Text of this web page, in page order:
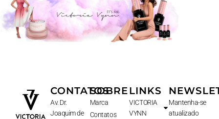
CONTATOS
Av. Dr.
Joaquim de
SOBRE
Marca
Contatos
LINKS
VICTORIA
VYNN
Mantenha-se
atualizado